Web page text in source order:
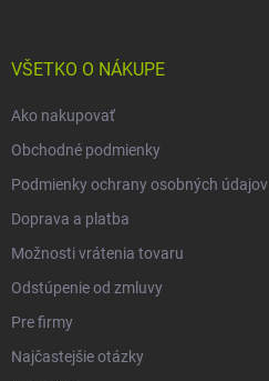
VŠETKO O NÁKUPE
Ako nakupovať
Obchodné podmienky
Podmienky ochrany osobných údajov
Doprava a platba
Možnosti vrátenia tovaru
Odstúpenie od zmluvy
Pre firmy
Najčastejšie otázky